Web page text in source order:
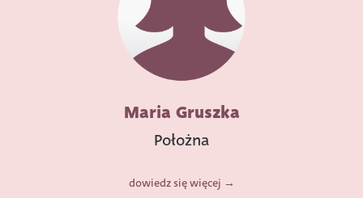
Maria Gruszka
Położna
dowiedz się więcej